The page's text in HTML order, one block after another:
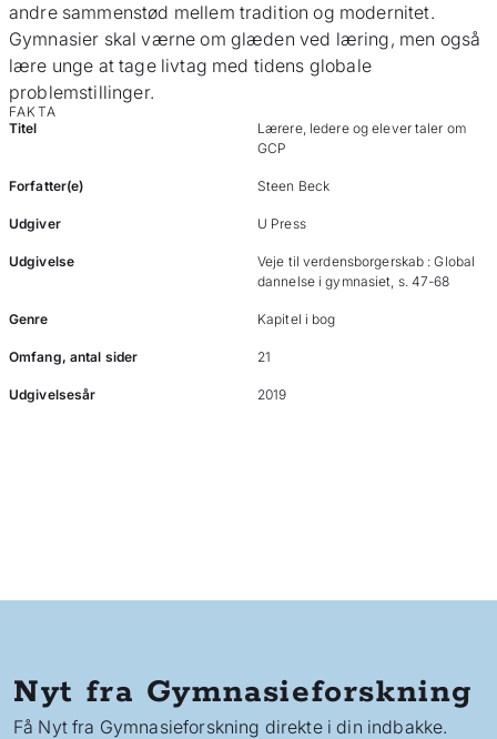
andre sammenstød mellem tradition og modernitet.
Gymnasier skal værne om glæden ved læring, men også
lære unge at tage livtag med tidens globale
problemstillinger.
FAKTA
Titel
Lærere, ledere og elever taler om
GCP
Forfatter(e) Steen Beck
Udgiver U Press
Udgivelse
Veje til verdensborgerskab : Global
dannelse i gymnasiet, s. 47-68
Genre Kapitel i bog
Omfang, antal sider 21
Udgivelsesår 2019
Nyt fra Gymnasieforskning
Få Nyt fra Gymnasieforskning direkte i din indbakke.